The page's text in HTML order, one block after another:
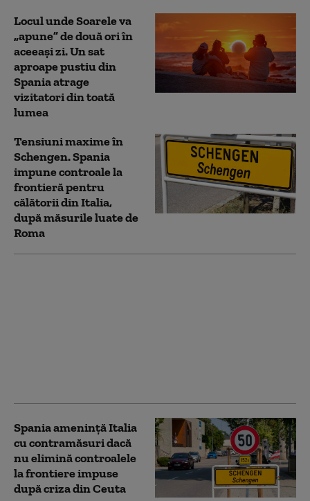
Locul unde Soarele va
„apune” de două ori în
aceeași zi. Un sat
aproape pustiu din
Spania atrage
vizitatori din toată
lumea
Tensiuni maxime în
Schengen. Spania
impune controale la
frontieră pentru
călătorii din Italia,
după măsurile luate de
Roma
Spania ameninţă Italia
cu contramăsuri dacă
nu elimină controalele
la frontiere impuse
după criza din Ceuta